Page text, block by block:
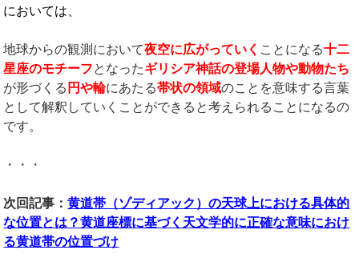
においては、
地球からの観測において夜空に広がっていく ことになる十二
星座のモチーフとなったギリシア神話の登場人物や動物たち
が形づくる 円や輪にあたる帯状の領域のことを意味する言葉
として解釈していくことができると考えられることになるの
です。
・・・
次回記事：黄道帯（ゾディアック）の天球上における具体的
な位置とは？黄道座標に基づく天文学的に正確な意味におけ
る黄道帯の位置づけ